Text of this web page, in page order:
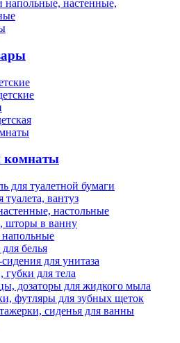
настенные,
комнаты
для туалетной бумаги
вантуз
настольные
шторы в ванну
белья
для унитаза
для тела
дозаторы для жидкого мыла
футляры для зубных щеток
сиденья для ванны